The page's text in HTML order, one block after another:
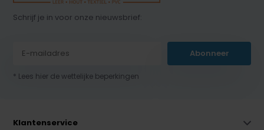
Schrijf je in voor onze nieuwsbrief:
Abonneer
* Lees hier de wettelijke beperkingen
Klantenservice